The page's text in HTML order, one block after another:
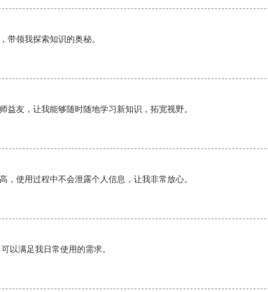
带领我探索知识的奥秘。
益友，让我能够随时随地学习新知识，拓宽视野。
，使用过程中不会泄露个人信息，让我非常放心。
以满足我日常使用的需求。